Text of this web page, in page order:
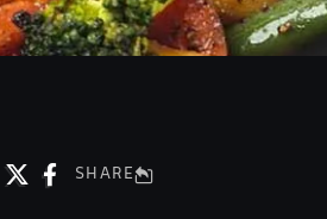
SHARE